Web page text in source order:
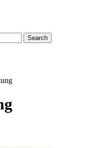
Search